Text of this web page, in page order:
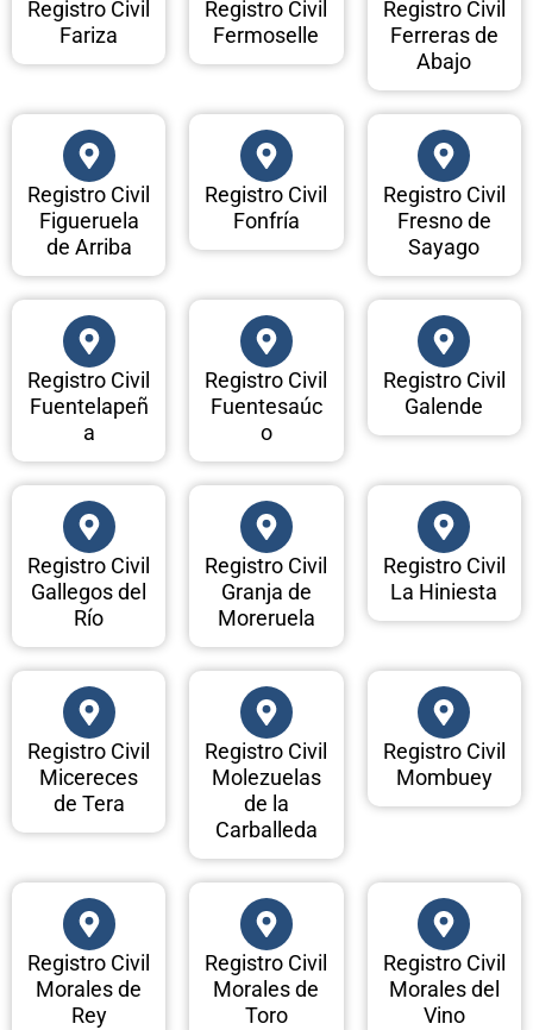
Registro Civil
Fariza
Registro Civil
Fermoselle
Registro Civil
Ferreras de
Abajo
Registro Civil
Figueruela
de Arriba
Registro Civil
Fonfría
Registro Civil
Fresno de
Sayago
Registro Civil
Fuentelapeñ
a
Registro Civil
Fuentesaúc
o
Registro Civil
Galende
Registro Civil
Gallegos del
Río
Registro Civil
Granja de
Moreruela
Registro Civil
La Hiniesta
Registro Civil
Micereces
de Tera
Registro Civil
Molezuelas
de la
Carballeda
Registro Civil
Mombuey
Registro Civil
Morales de
Rey
Registro Civil
Morales de
Toro
Registro Civil
Morales del
Vino